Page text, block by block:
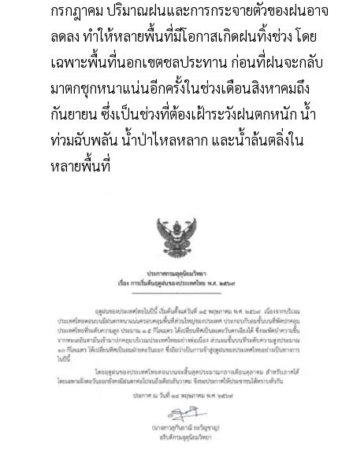
กรกฎาคม ปริมาณฝนและการกระจายตัวของฝนอาจ
ลดลง ทำให้หลายพื้นที่มีโอกาสเกิดฝนทิ้งช่วง โดย
เฉพาะพื้นที่นอกเขตชลประทาน ก่อนที่ฝนจะกลับ
มาตกชุกหนาแน่นอีกครั้งในช่วงเดือนสิงหาคมถึง
กันยายน ซึ่งเป็นช่วงที่ต้องเฝ้าระวังฝนตกหนัก น้ำ
ท่วมฉับพลัน น้ำป่าไหลหลาก และน้ำล้นตลิ่งใน
หลายพื้นที่